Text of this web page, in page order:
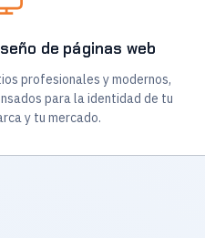
de páginas web
profesionales y modernos,
para la identidad de tu
y tu mercado.